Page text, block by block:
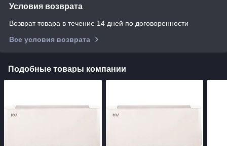
Условия возврата
Возврат товара в течение 14 дней по договоренности
Все условия возврата
Подобные товары компании